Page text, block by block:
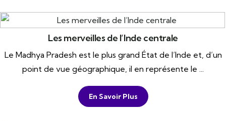
Les merveilles de l’Inde centrale
Le Madhya Pradesh est le plus grand État de l’Inde et, d’un
point de vue géographique, il en représente le ...
En Savoir Plus